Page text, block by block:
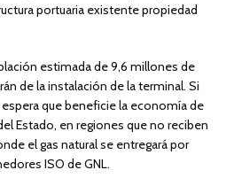
portuaria existente propiedad
estimada de 9,6 millones de
de la instalación de la terminal. Si
que beneficie la economía de
Estado, en regiones que no reciben
el gas natural se entregará por
ISO de GNL.